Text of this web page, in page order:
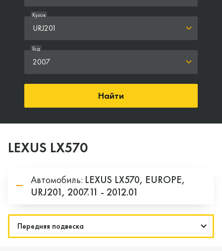
URJ201
Кузов
2007
Год
Найти
LEXUS LX570
Автомобиль: LEXUS LX570, EUROPE,
URJ201, 2007.11 - 2012.01